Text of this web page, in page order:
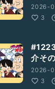
2026-
3
介そ
2026-
3